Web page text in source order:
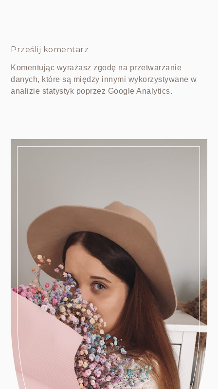
Prześlij komentarz
Komentując wyrażasz zgodę na przetwarzanie
danych, które są między innymi wykorzystywane w
analizie statystyk poprzez Google Analytics.